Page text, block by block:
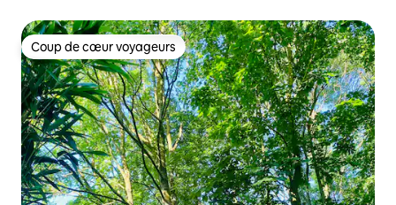
Coup de cœur voyageurs
Coup de cœur voyageurs